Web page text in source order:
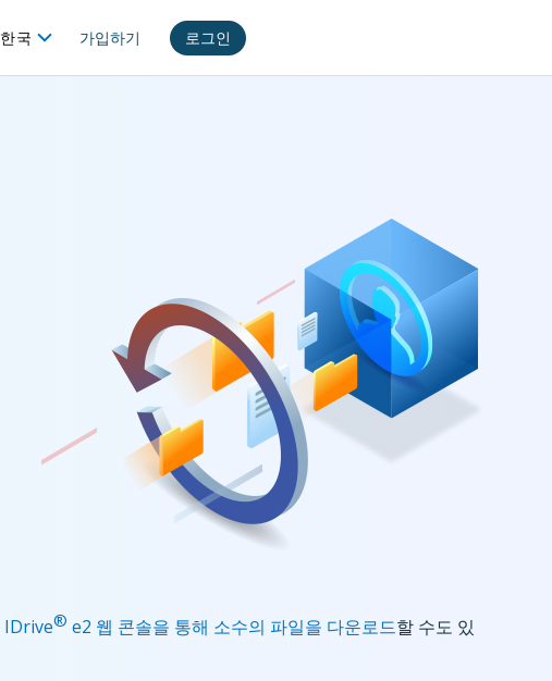
한국 가입하기 로그인
IDrive® e2 웹 콘솔을 통해 소수의 파일을 다운로드할 수도 있